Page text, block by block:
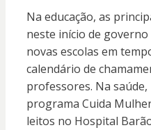
Na educação, as
neste início de governo
novas escolas em
calendário de
professores. Na
programa Cuida
leitos no Hospital